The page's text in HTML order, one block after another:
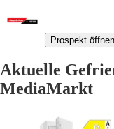
Prospekt öffnen
Aktuelle
MediaMarkt